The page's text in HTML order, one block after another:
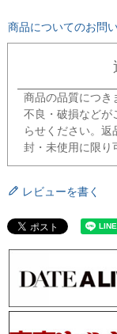
商品についてのお問
商品の品質につき
不良・破損などが
らせください。返
封・未使用に限り
レビューを書く